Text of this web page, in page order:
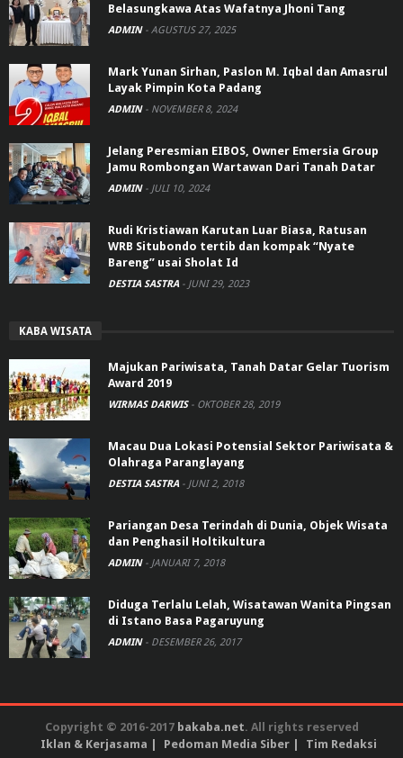
Belasungkawa Atas Wafatnya Jhoni Tang
ADMIN - AGUSTUS 27, 2025
Mark Yunan Sirhan, Paslon M. Iqbal dan Amasrul
Layak Pimpin Kota Padang
ADMIN - NOVEMBER 8, 2024
Jelang Peresmian EIBOS, Owner Emersia Group
Jamu Rombongan Wartawan Dari Tanah Datar
ADMIN - JULI 10, 2024
Rudi Kristiawan Karutan Luar Biasa, Ratusan
WRB Situbondo tertib dan kompak “Nyate
Bareng” usai Sholat Id
DESTIA SASTRA - JUNI 29, 2023
KABA WISATA
Majukan Pariwisata, Tanah Datar Gelar Tuorism
Award 2019
WIRMAS DARWIS - OKTOBER 28, 2019
Macau Dua Lokasi Potensial Sektor Pariwisata &
Olahraga Paranglayang
DESTIA SASTRA - JUNI 2, 2018
Pariangan Desa Terindah di Dunia, Objek Wisata
dan Penghasil Holtikultura
ADMIN - JANUARI 7, 2018
Diduga Terlalu Lelah, Wisatawan Wanita Pingsan
di Istano Basa Pagaruyung
ADMIN - DESEMBER 26, 2017
Copyright © 2016-2017 bakaba.net. All rights reserved
Iklan & Kerjasama
Pedoman Media Siber Tim Redaksi